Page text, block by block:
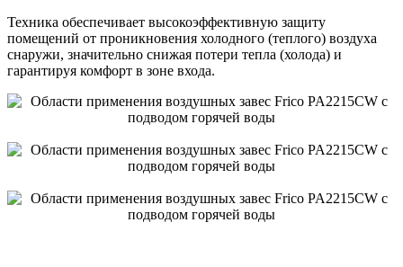
Техника обеспечивает высокоэффективную защиту
помещений от проникновения холодного (теплого) воздуха
снаружи, значительно снижая потери тепла (холода) и
гарантируя комфорт в зоне входа.